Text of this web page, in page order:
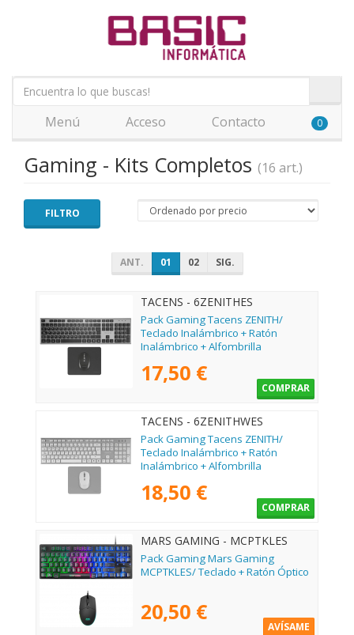
Menú Acceso Contacto 0
Gaming - Kits Completos (16 art.)
FILTRO
ANT. 01 02 SIG.
TACENS - 6ZENITHES
Pack Gaming Tacens ZENITH/
Teclado Inalámbrico + Ratón
Inalámbrico + Alfombrilla
17,50 €
COMPRAR
TACENS - 6ZENITHWES
Pack Gaming Tacens ZENITH/
Teclado Inalámbrico + Ratón
Inalámbrico + Alfombrilla
18,50 €
COMPRAR
MARS GAMING - MCPTKLES
Pack Gaming Mars Gaming
MCPTKLES/ Teclado + Ratón Óptico
20,50 €
AVÍSAME